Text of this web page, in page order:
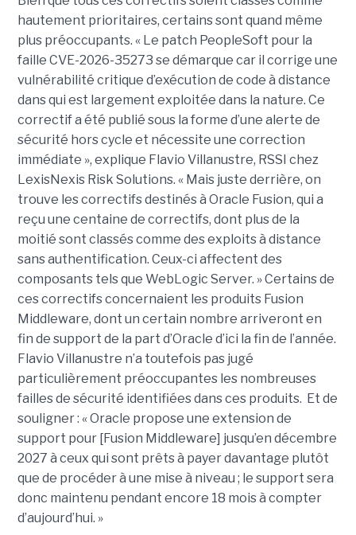
hautement prioritaires, certains sont quand même
plus préoccupants. « Le patch PeopleSoft pour la
faille CVE-2026-35273 se démarque car il corrige une
vulnérabilité critique d’exécution de code à distance
dans qui est largement exploitée dans la nature. Ce
correctif a été publié sous la forme d’une alerte de
sécurité hors cycle et nécessite une correction
immédiate », explique Flavio Villanustre, RSSI chez
LexisNexis Risk Solutions. « Mais juste derrière, on
trouve les correctifs destinés à Oracle Fusion, qui a
reçu une centaine de correctifs, dont plus de la
moitié sont classés comme des exploits à distance
sans authentification. Ceux-ci affectent des
composants tels que WebLogic Server. » Certains de
ces correctifs concernaient les produits Fusion
Middleware, dont un certain nombre arriveront en
fin de support de la part d’Oracle d’ici la fin de l’année.
Flavio Villanustre n’a toutefois pas jugé
particulièrement préoccupantes les nombreuses
failles de sécurité identifiées dans ces produits. Et de
souligner : « Oracle propose une extension de
support pour [Fusion Middleware] jusqu’en décembre
2027 à ceux qui sont prêts à payer davantage plutôt
que de procéder à une mise à niveau ; le support sera
donc maintenu pendant encore 18 mois à compter
d’aujourd’hui. »